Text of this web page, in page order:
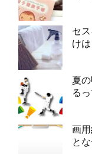
セ
け
夏
る
画
と